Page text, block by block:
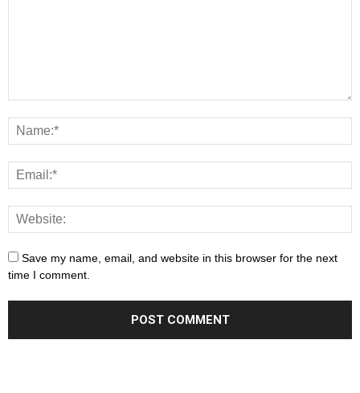
Save my name, email, and website in this browser for the next
time I comment.